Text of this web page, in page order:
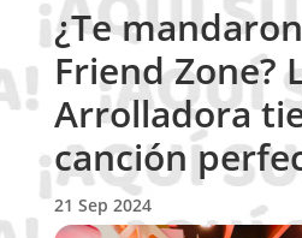
¿Te
Friend Zone?
Arrolladora
canción
21 Sep 2024